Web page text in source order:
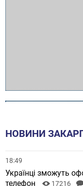
НОВИНИ
18:49
Українці зможуть
телефон
17216